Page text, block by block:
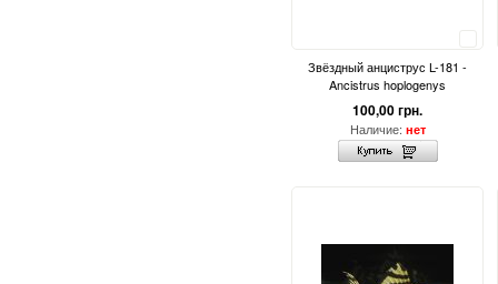
Звёздный анциструс L-181 -
Ancistrus hoplogenys
100,00 грн.
Наличие: нет